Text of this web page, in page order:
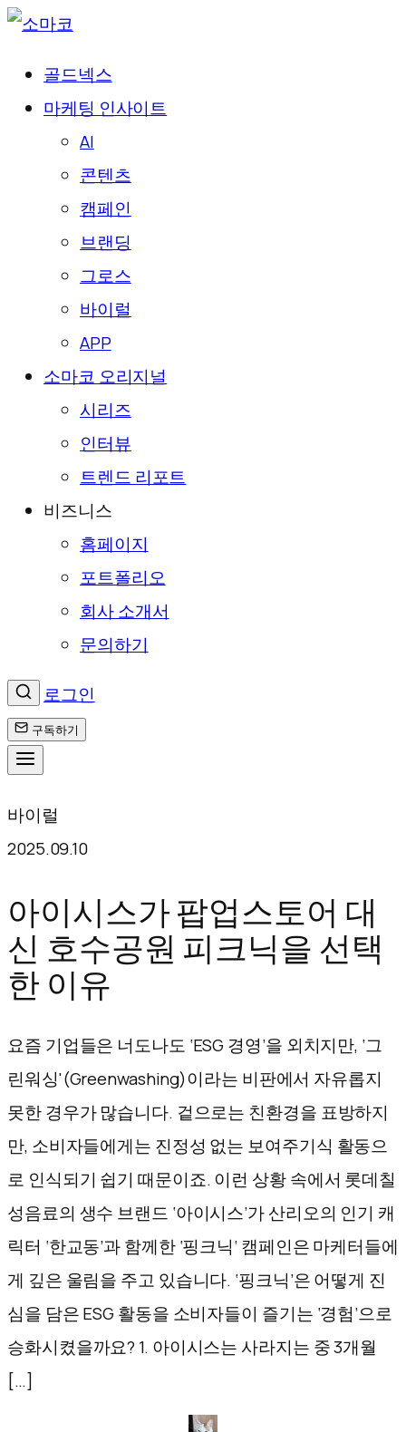
골드넥스
마케팅 인사이트
AI
콘텐츠
캠페인
브랜딩
그로스
바이럴
APP
소마코 오리지널
시리즈
인터뷰
트렌드 리포트
비즈니스
홈페이지
포트폴리오
회사 소개서
문의하기
로그인
구독하기
텐
츠
로
바
로
가
바이럴
2025.09.10
아이시스가 팝업스토어 대
신 호수공원 피크닉을 선택
한 이유
요즘 기업들은 너도나도 ‘ESG 경영’을 외치지만, ‘그
린워싱'(Greenwashing)이라는 비판에서 자유롭지
못한 경우가 많습니다. 겉으로는 친환경을 표방하지
만, 소비자들에게는 진정성 없는 보여주기식 활동으
로 인식되기 쉽기 때문이죠. 이런 상황 속에서 롯데칠
성음료의 생수 브랜드 ‘아이시스’가 산리오의 인기 캐
릭터 ‘한교동’과 함께한 ‘핑크닉’ 캠페인은 마케터들에
게 깊은 울림을 주고 있습니다. ‘핑크닉’은 어떻게 진
심을 담은 ESG 활동을 소비자들이 즐기는 ‘경험’으로
승화시켰을까요? 1. 아이시스는 사라지는 중 3개월
[…]